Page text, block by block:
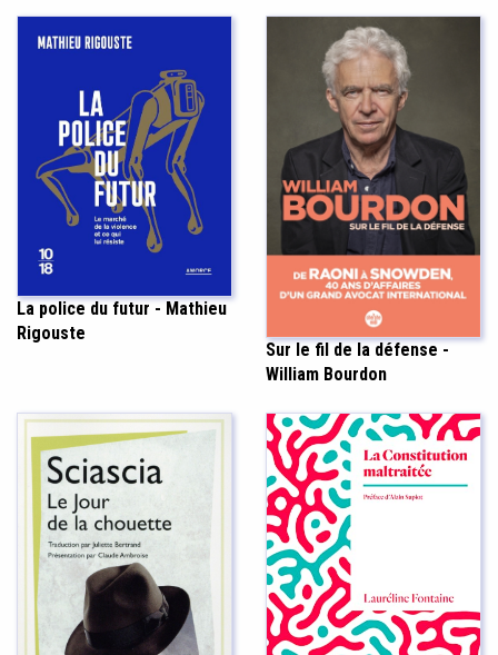
La police du futur - Mathieu
Rigouste
Sur le fil de la défense -
William Bourdon